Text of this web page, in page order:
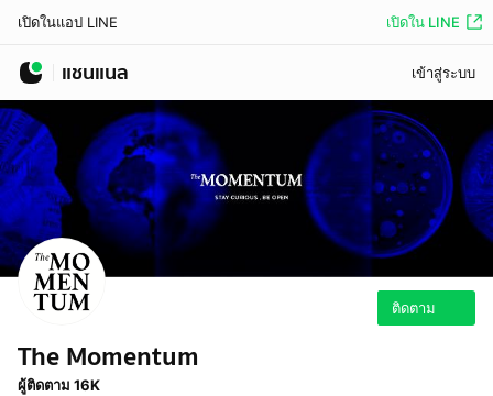
เปิดในแอป LINE เปิดใน LINE
แชนแนล เข้าสู่ระบบ
ติดตาม
The Momentum
ผู้ติดตาม 16K